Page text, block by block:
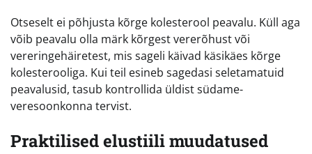
Otseselt ei põhjusta kõrge kolesterool peavalu. Küll aga
võib peavalu olla märk kõrgest vererõhust või
vereringehäiretest, mis sageli käivad käsikäes kõrge
kolesterooliga. Kui teil esineb sagedasi seletamatuid
peavalusid, tasub kontrollida üldist südame-
veresoonkonna tervist.
Praktilised elustiili muudatused